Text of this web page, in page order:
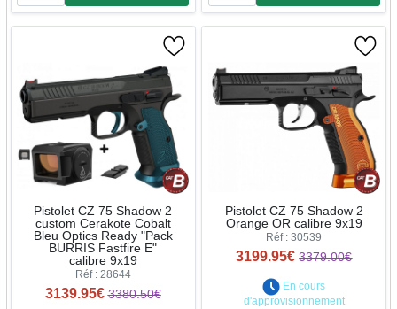
Pistolet CZ 75 Shadow 2
custom Cerakote Cobalt
Bleu Optics Ready "Pack
BURRIS Fastfire E"
calibre 9x19
Réf : 28644
3139.95€ 3380.50€
Pistolet CZ 75 Shadow 2
Orange OR calibre 9x19
Réf : 30539
3199.95€ 3379.00€
En cours
d'approvisionnement